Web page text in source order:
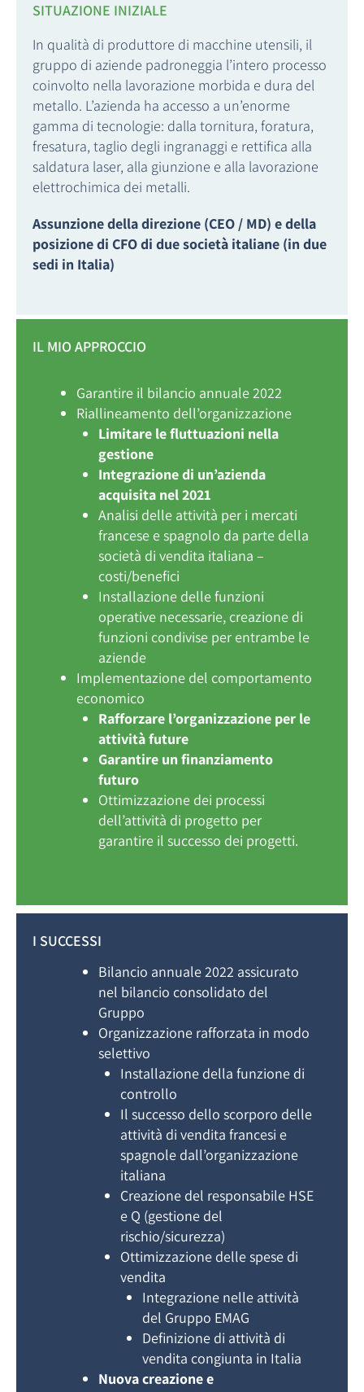
SITUAZIONE INIZIALE
In qualità di produttore di macchine utensili, il
gruppo di aziende padroneggia l’intero processo
coinvolto nella lavorazione morbida e dura del
metallo. L’azienda ha accesso a un’enorme
gamma di tecnologie: dalla tornitura, foratura,
fresatura, taglio degli ingranaggi e rettifica alla
saldatura laser, alla giunzione e alla lavorazione
elettrochimica dei metalli.
Assunzione della direzione (CEO / MD) e della
posizione di CFO di due società italiane (in due
sedi in Italia)
IL MIO APPROCCIO
Garantire il bilancio annuale 2022
Riallineamento dell’organizzazione
Limitare le fluttuazioni nella
gestione
Integrazione di un’azienda
acquisita nel 2021
Analisi delle attività per i mercati
francese e spagnolo da parte della
società di vendita italiana –
costi/benefici
Installazione delle funzioni
operative necessarie, creazione di
funzioni condivise per entrambe le
aziende
Implementazione del comportamento
economico
Rafforzare l’organizzazione per le
attività future
Garantire un finanziamento
futuro
Ottimizzazione dei processi
dell’attività di progetto per
garantire il successo dei progetti.
I SUCCESSI
Bilancio annuale 2022 assicurato
nel bilancio consolidato del
Gruppo
Organizzazione rafforzata in modo
selettivo
Installazione della funzione di
controllo
Il successo dello scorporo delle
attività di vendita francesi e
spagnole dall’organizzazione
italiana
Creazione del responsabile HSE
e Q (gestione del
rischio/sicurezza)
Ottimizzazione delle spese di
vendita
Integrazione nelle attività
del Gruppo EMAG
Definizione di attività di
vendita congiunta in Italia
Nuova creazione e